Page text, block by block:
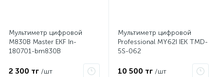
Мультиметр цифровой
M830B Master EKF In-
180701-bm830B
2 300 тг /шт
Мультиметр цифровой
Professional MY62I IEK TMD-
5S-062
10 500 тг /шт